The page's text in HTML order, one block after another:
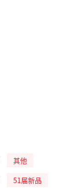
其他
51届新品